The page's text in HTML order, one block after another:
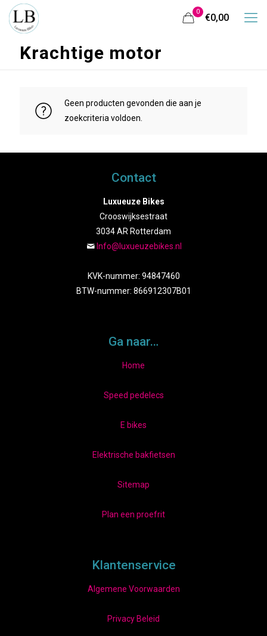
0
€0,00
Krachtige motor
Geen producten gevonden die aan je
zoekcriteria voldoen.
Contact
Luxueuze Bikes
Crooswijksestraat
3034 AR Rotterdam
Info@luxueuzebikes.nl
KVK-nummer: 94847460
BTW-nummer: 866912307B01
Ga naar…
Home
Speed pedelecs
E bikes
Elektrische bakfietsen
Sitemap
Plan een proefrit
Klantenservice
Algemene Voorwaarden
Privacy Beleid